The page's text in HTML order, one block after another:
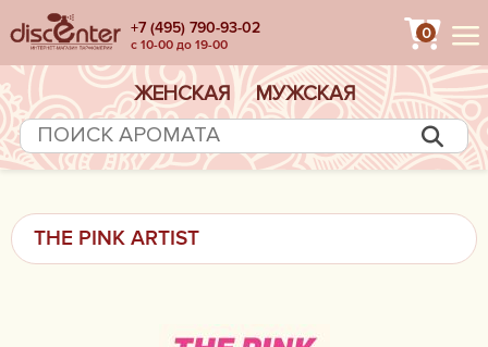
+7 (495) 790-93-02
с 10-00 до 19-00
0
ЖЕНСКАЯ МУЖСКАЯ
THE PINK ARTIST